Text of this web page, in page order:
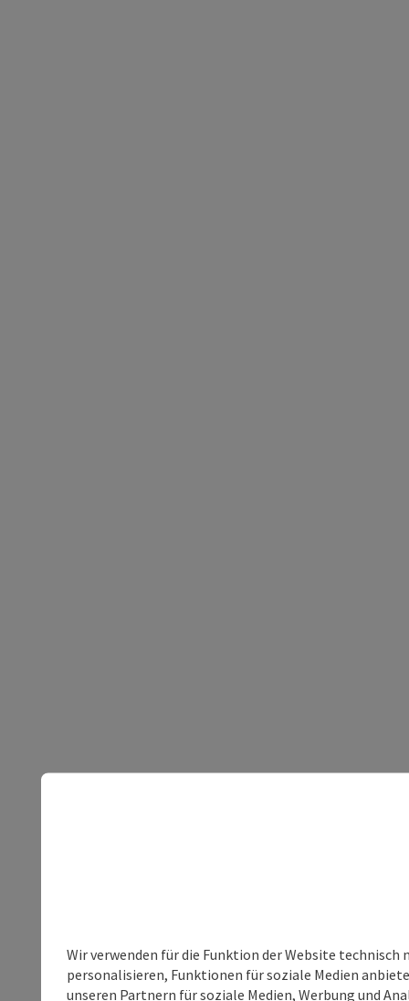
Wir verwenden für die Funktion der Website
personalisieren, Funktionen für soziale Medien
unseren Partnern für soziale Medien, Werbung und